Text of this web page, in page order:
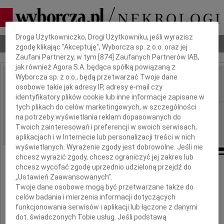
Nekrologi Odeszli Poradnik pogrzebowy
IMIĘ I NAZWISKO: Andrzej Sieroszewski
REGION: Warszawa
DATA EMISJI: 24.07.2013
W czwartek 25 lipca 2013 roku
Dbamy o Twoją prywatność
Droga Użytkowniczko, Drogi Użytkowniku, jeśli wyrazisz
zgodę klikając "Akceptuję", Wyborcza sp. z o.o. oraz jej
Zaufani Partnerzy, w tym [874 ] Zaufanych Partnerów IAB,
jak również Agora S.A. będąca spółką powiązaną z
Wyborcza sp. z o.o., będą przetwarzać Twoje dane
osobowe takie jak adresy IP, adresy e-mail czy
identyfikatory plików cookie lub inne informacje zapisane w
tych plikach do celów marketingowych, w szczególności
na potrzeby wyświetlania reklam dopasowanych do
Twoich zainteresowań i preferencji w swoich serwisach,
aplikacjach i w Internecie lub personalizacji treści w nich
wyświetlanych. Wyrażenie zgody jest dobrowolne. Jeśli nie
chcesz wyrazić zgody, chcesz ograniczyć jej zakres lub
chcesz wycofać zgodę uprzednio udzieloną przejdź do
„Ustawień Zaawansowanych”.
Twoje dane osobowe mogą być przetwarzane także do
celów badania i mierzenia informacji dotyczących
funkcjonowania serwisów i aplikacji lub łączone z danymi
dot. świadczonych Tobie usług. Jeśli podstawą